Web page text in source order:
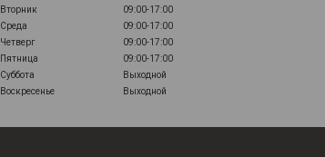
Вторник
09:00-17:00
Среда
09:00-17:00
Четверг
09:00-17:00
Пятница
09:00-17:00
Суббота
Выходной
Воскресенье
Выходной